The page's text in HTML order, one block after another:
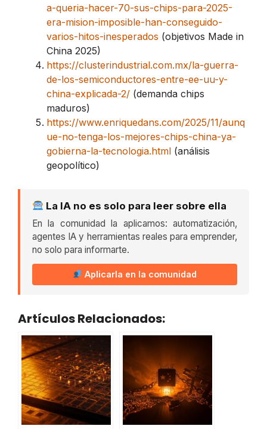
a-queria-hacer-70-sus-chips-para-2025-
era-mision-imposible-han-conseguido-
varios-hitos-inesperados (objetivos Made in
China 2025)
https://clusterindustrial.com.mx/la-guerra-
de-los-semiconductores-entre-ee-uu-y-
china-explicada-2/ (demanda chips
maduros)
https://www.enriquedans.com/2025/11/aunq
ue-no-tenga-los-mejores-chips-china-ya-
gobierna-la-tecnologia.html (análisis
geopolítico)
La IA no es solo para leer sobre ella
En la comunidad la aplicamos: automatización,
agentes IA y herramientas reales para emprender,
no solo para informarte.
Aplicarla en la comunidad
Artículos Relacionados: